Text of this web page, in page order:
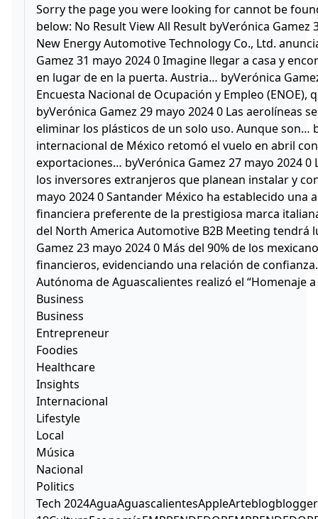
Sorry the page you were looking for cannot be
below: No Result View All Result byVerónica
New Energy Automotive Technology Co., Ltd.
Gamez 31 mayo 2024 0 Imagine llegar a casa y
en lugar de en la puerta. Austria… byVerónica
Encuesta Nacional de Ocupación y Empleo
byVerónica Gamez 29 mayo 2024 0 Las aerolíneas
eliminar los plásticos de un solo uso. Aunque son…
internacional de México retomó el vuelo en abril
exportaciones… byVerónica Gamez 27 mayo 2024
los inversores extranjeros que planean instalar y
mayo 2024 0 Santander México ha establecido
financiera preferente de la prestigiosa marca
del North America Automotive B2B Meeting tendrá
Gamez 23 mayo 2024 0 Más del 90% de los
financieros, evidenciando una relación de
Autónoma de Aguascalientes realizó el “Homenaje
Business
Business
Entrepreneur
Foodies
Healthcare
Insights
Internacional
Lifestyle
Local
Música
Nacional
Politics
Tech